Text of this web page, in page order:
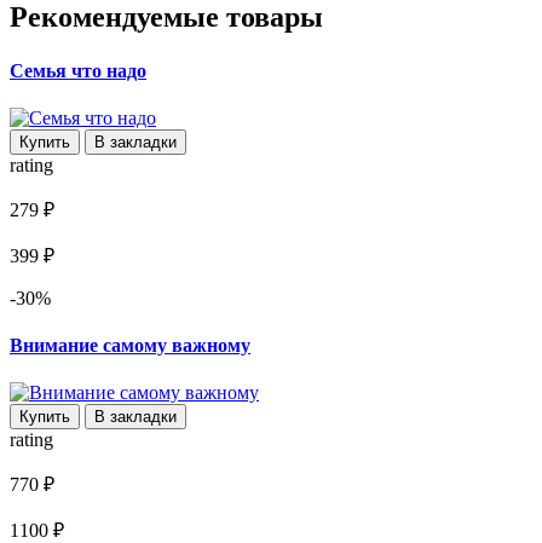
Рекомендуемые товары
Семья что надо
Купить В закладки
rating
279 ₽
399 ₽
-30%
Внимание самому важному
Купить В закладки
rating
770 ₽
1100 ₽